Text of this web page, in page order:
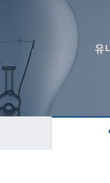
보안사
유